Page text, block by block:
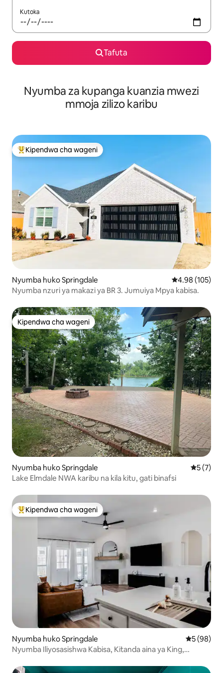
Kutoka
Tafuta
Nyumba za kupanga kuanzia mwezi
mmoja zilizo karibu
Kipendwa maarufu cha wageni
Kipendwa cha wageni
Nyumba huko Springdale Ukadiriaji wa
4.98 (105)
Nyumba nzuri ya makazi ya BR 3. Jumuiya Mpya kabisa.
Kipendwa cha wageni
Kipendwa cha wageni
Nyumba huko Springdale
5 (7)
Lake Elmdale NWA karibu na kila kitu, gati binafsi
Kipendwa maarufu cha wageni
Kipendwa cha wageni
Nyumba huko Springdale Ukadiriaji
5 (98)
Nyumba Iliyosasishwa Kabisa, Kitanda aina ya King,